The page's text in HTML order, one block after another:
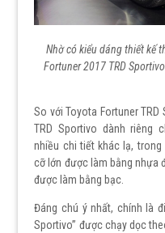
Nhờ có kiểu dáng thiết kế
Fortuner 2017 TRD
So với Toyota Fortuner
TRD Sportivo dành riêng
nhiều chi tiết khác lạ,
cỡ lớn được làm bằng nhựa
được làm bằng bạc.
Đáng chú ý nhất, chính là
Sportivo” được chạy dọc